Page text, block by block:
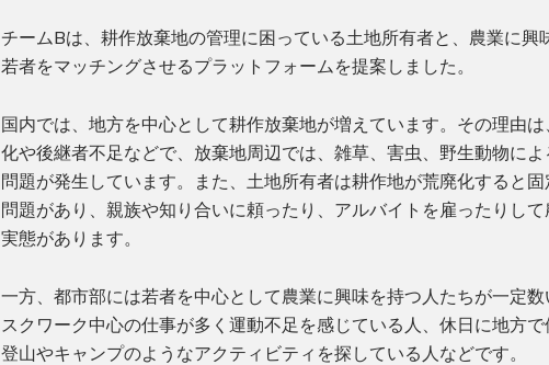
チームBは、耕作放棄地の管理に困っている土地所有者と、農業に興
若者をマッチングさせるプラットフォームを提案しました。
国内では、地方を中心として耕作放棄地が増えています。その理由
化や後継者不足などで、放棄地周辺では、雑草、害虫、野生動物に
問題が発生しています。また、土地所有者は耕作地が荒廃化すると
問題があり、親族や知り合いに頼ったり、アルバイトを雇ったりし
実態があります。
一方、都市部には若者を中心として農業に興味を持つ人たちが一定
スクワーク中心の仕事が多く運動不足を感じている人、休日に地方で
登山やキャンプのようなアクティビティを探している人などです。